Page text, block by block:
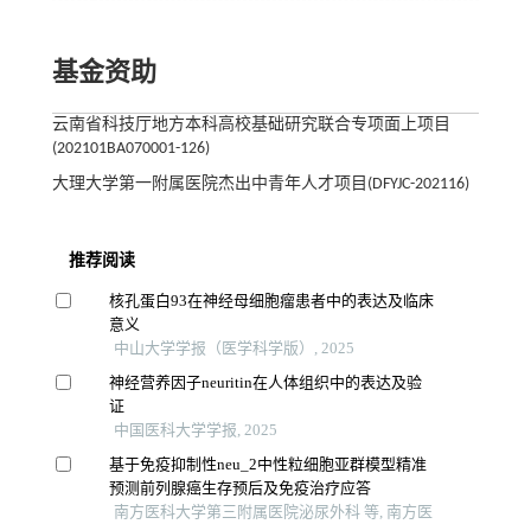
基金资助
云南省科技厅地方本科高校基础研究联合专项面上项目
(202101BA070001-126)
大理大学第一附属医院杰出中青年人才项目(DFYJC-202116)